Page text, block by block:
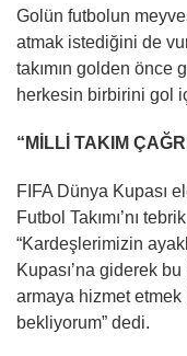
Golün futbolun
atmak istediğini de
takımın golden
herkesin birbirini gol
“MİLLİ TAKIM
FIFA Dünya Kupası
Futbol Takımı’nı
“Kardeşlerimizin
Kupası’na giderek bu
armaya hizmet etmek
bekliyorum” dedi.